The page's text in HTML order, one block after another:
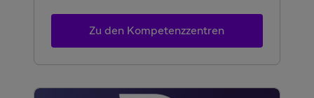
Zu den Kompetenzzentren